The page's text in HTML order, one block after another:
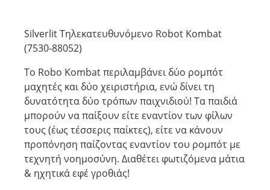
Silverlit Τηλεκατευθυνόμενο Robot Kombat
(7530-88052)
Tο Robo Kombat περιλαμβάνει δύο ρομπότ
μαχητές και δύο χειριστήρια, ενώ δίνει τη
δυνατότητα δύο τρόπων παιχνιδιού! Τα παιδιά
μπορούν να παίξουν είτε εναντίον των φίλων
τους (έως τέσσερις παίκτες), είτε να κάνουν
προπόνηση παίζοντας εναντίον του ρομπότ με
τεχνητή νοημοσύνη. Διαθέτει φωτιζόμενα μάτια
& ηχητικά εφέ γροθιάς!